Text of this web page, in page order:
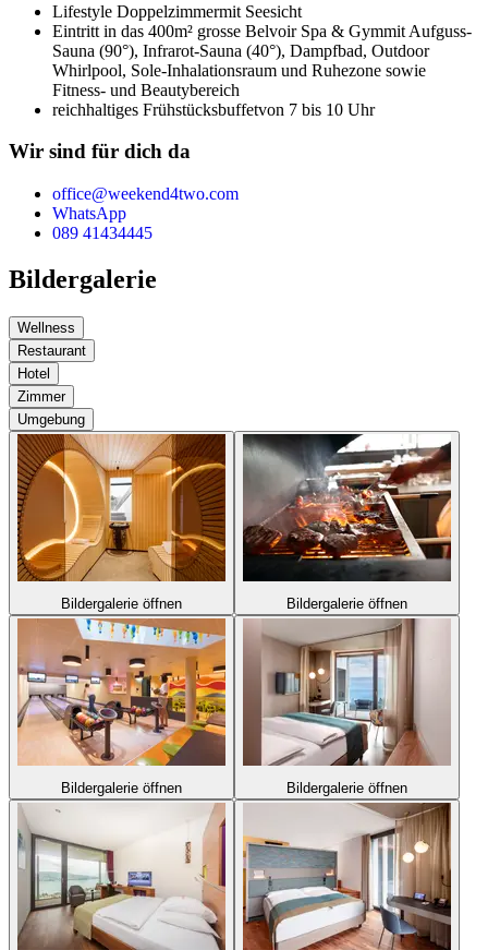
Lifestyle Doppelzimmermit Seesicht
Eintritt in das 400m² grosse Belvoir Spa & Gymmit Aufguss-
Sauna (90°), Infrarot-Sauna (40°), Dampfbad, Outdoor
Whirlpool, Sole-Inhalationsraum und Ruhezone sowie
Fitness- und Beautybereich
reichhaltiges Frühstücksbuffetvon 7 bis 10 Uhr
Wir sind für dich da
office@weekend4two.com
WhatsApp
089 41434445
Bildergalerie
Wellness
Restaurant
Hotel
Zimmer
Umgebung
Bildergalerie öffnen Bildergalerie öffnen
Bildergalerie öffnen Bildergalerie öffnen